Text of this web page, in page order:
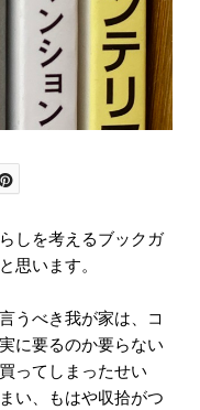
しを考えるブックガ
思います。
うべき我が家は、コ
に要るのか要らない
ってしまったせい
い、もはや収拾がつ